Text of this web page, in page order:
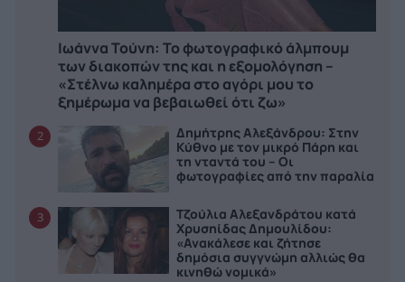
Ιωάννα Τούνη: Το φωτογραφικό άλμπουμ
των διακοπών της και η εξομολόγηση –
«Στέλνω καλημέρα στο αγόρι μου το
ξημέρωμα να βεβαιωθεί ότι ζω»
2
Δημήτρης Αλεξάνδρου: Στην
Κύθνο με τον μικρό Πάρη και
τη νταντά του – Οι
φωτογραφίες από την παραλία
3
Τζούλια Αλεξανδράτου κατά
Χρυσηίδας Δημουλίδου:
«Ανακάλεσε και ζήτησε
δημόσια συγγνώμη αλλιώς θα
κινηθώ νομικά»